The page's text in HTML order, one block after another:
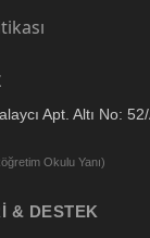
Apt. Altı No:
Okulu Yanı)
& DESTEK